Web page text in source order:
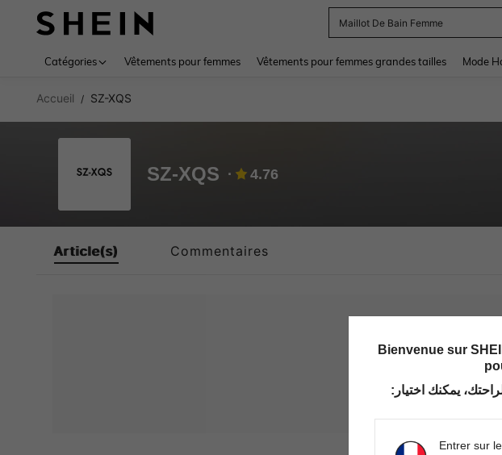
Maillot De Bain Femme
Catégories Vêtements pour femmes Vêtements pour femmes grandes tailles Mode
Accueil / SZ-XQS
SZ-XQS 4.76
Article(s) Commentaires
Aucun article
Bienvenue sur
يمكنك اختيار:
Entrer sur